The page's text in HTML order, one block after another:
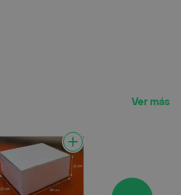
Ver más